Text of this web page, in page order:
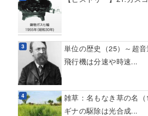
単位の歴史（25）～超
飛行機は分速や時速...
雑草：名もなき草の名（
ギナの駆除は光合成...